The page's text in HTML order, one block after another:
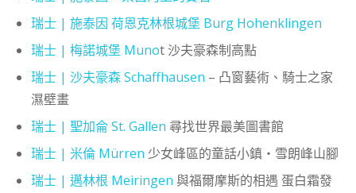
瑞士 | 施泰因 荷恩克林根城堡 Burg Hohenklingen
瑞士 | 梅諾城堡 Munot 沙夫豪森制高點
瑞士 | 沙夫豪森 Schaffhausen – 凸窗藝術、騎士之家
濕壁畫
瑞士 | 聖加侖 St. Gallen 尋找世界最美圖書館
瑞士 | 米倫 Mürren 少女峰區的童話小鎮・雪朗峰山腳
瑞士 | 邁林根 Meiringen 與福爾摩斯的相遇 蛋白霜發